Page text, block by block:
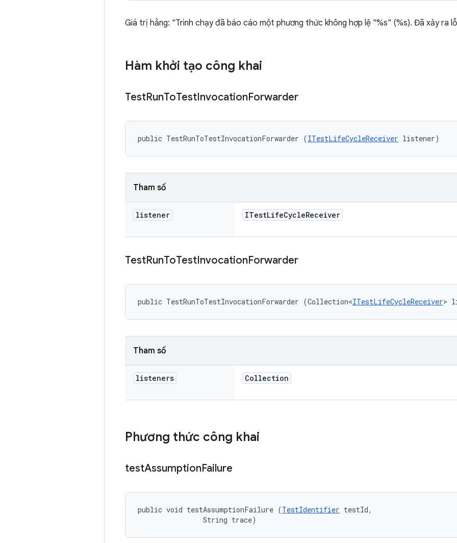
Giá trị hằng: "Trình chạy đã báo cáo một phương thức không hợp lệ "%s" (%s). Đã xảy ra
Hàm khởi tạo công khai
TestRunToTestInvocationForwarder
public TestRunToTestInvocationForwarder (ITestLifeCycleReceiver listener)
Tham số
listener ITestLifeCycleReceiver
TestRunToTestInvocationForwarder
public TestRunToTestInvocationForwarder (Collection<ITestLifeCycleReceiver>
Tham số
listeners Collection
Phương thức công khai
testAssumptionFailure
public void testAssumptionFailure (TestIdentifier testId,
                String trace)